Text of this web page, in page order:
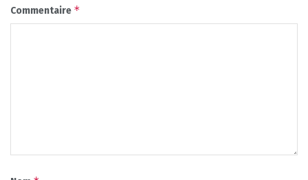
Commentaire *